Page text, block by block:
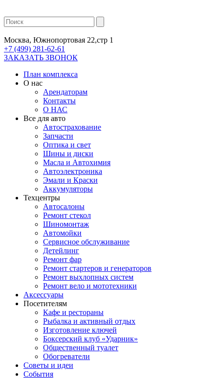
Москва, Южнопортовая 22,стр 1
+7 (499) 281-62-61
ЗАКАЗАТЬ ЗВОНОК
План комплекса
О нас
Арендаторам
Контакты
О НАС
Все для авто
Автострахование
Запчасти
Оптика и свет
Шины и диски
Масла и Автохимия
Автоэлектроника
Эмали и Краски
Аккумуляторы
Техцентры
Автосалоны
Ремонт стекол
Шиномонтаж
Автомойки
Сервисное обслуживание
Детейлинг
Ремонт фар
Ремонт стартеров и генераторов
Ремонт выхлопных систем
Ремонт вело и мототехники
Аксессуары
Посетителям
Кафе и рестораны
Рыбалка и активный отдых
Изготовление ключей
Боксерский клуб «Ударник»
Общественный туалет
Обогреватели
Советы и идеи
События